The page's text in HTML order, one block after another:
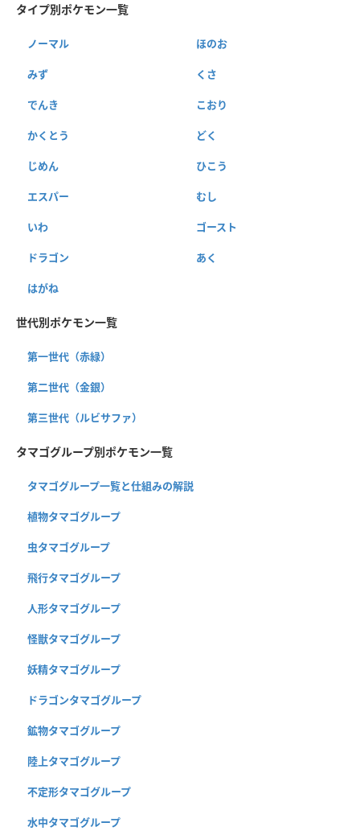
タイプ別ポケモン一覧
ノーマル ほのお
みず くさ
でんき こおり
かくとう どく
じめん ひこう
エスパー むし
いわ ゴースト
ドラゴン あく
はがね
世代別ポケモン一覧
第一世代（赤緑）
第二世代（金銀）
第三世代（ルビサファ）
タマゴグループ別ポケモン一覧
タマゴグループ一覧と仕組みの解説
植物タマゴグループ
虫タマゴグループ
飛行タマゴグループ
人形タマゴグループ
怪獣タマゴグループ
妖精タマゴグループ
ドラゴンタマゴグループ
鉱物タマゴグループ
陸上タマゴグループ
不定形タマゴグループ
水中タマゴグループ